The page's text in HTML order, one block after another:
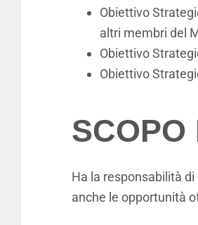
Obiettivo
altri membri del
Obiettivo
Obiettivo
SCOPO
Ha la responsabilità
anche le opportunità